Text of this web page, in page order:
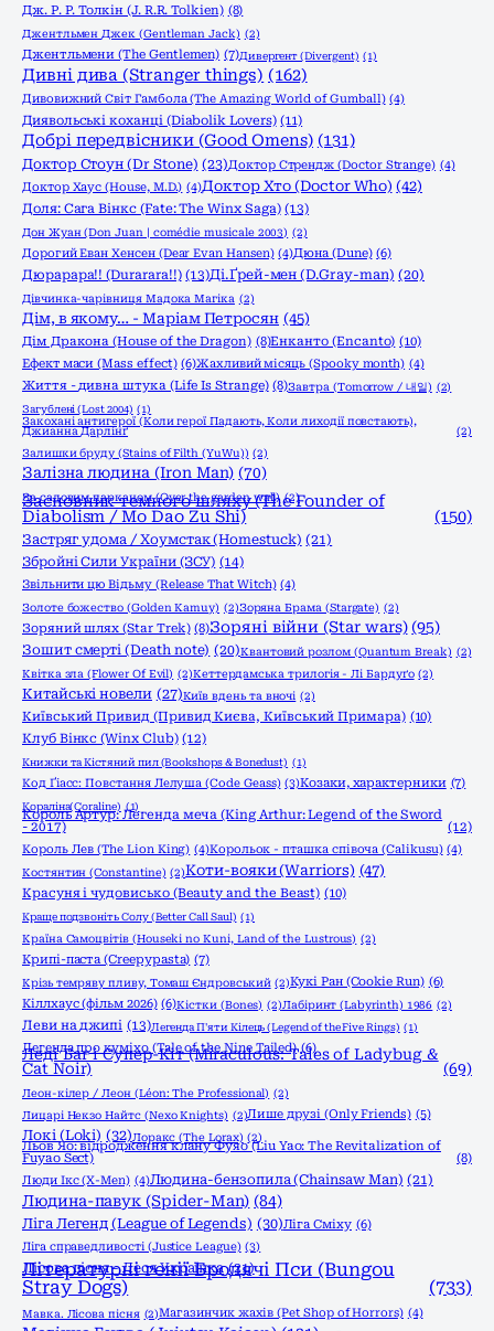
Дж. Р. Р. Толкін (J. R.R. Tolkien) (8)
Джентльмен Джек (Gentleman Jack) (2)
Джентльмени (The Gentlemen) (7)Дивергент (Divergent) (1)
Дивні дива (Stranger things) (162)
Дивовижний Світ Гамбола (The Amazing World of Gumball) (4)
Диявольські коханці (Diabolik Lovers) (11)
Добрі передвісники (Good Omens) (131)
Доктор Стоун (Dr Stone) (23)Доктор Стрендж (Doctor Strange) (4)
Доктор Хаус (House, M.D.) (4)Доктор Хто (Doctor Who) (42)
Доля: Сага Вінкс (Fate: The Winx Saga) (13)
Дон Жуан (Don Juan | comédie musicale 2003) (2)
Дорогий Еван Хенсен (Dear Evan Hansen) (4)Дюна (Dune) (6)
Дюрарара!! (Durarara!!) (13)Ді.Ґрей-мен (D.Gray-man) (20)
Дівчинка-чарівниця Мадока Магіка (2)
Дім, в якому… - Маріам Петросян (45)
Дім Дракона (House of the Dragon) (8)Енканто (Encanto) (10)
Ефект маси (Mass effect) (6)Жахливий місяць (Spooky month) (4)
Життя - дивна штука (Life Is Strange) (8)Завтра (Tomorrow / 내일) (2)
Загублені (Lost 2004) (1)
Закохані антигерої (Коли герої Падають, Коли лиходії повстають),
Джианна Дарлінґ
(2)
Залишки бруду (Stains of Filth (YuWu)) (2)
Залізна людина (Iron Man) (70)
За садовим парканом (Over the garden wall) (2)
Засновник темного шляху (The Founder of
Diabolism / Mo Dao Zu Shi) (150)
Застряг удома / Хоумстак (Homestuck) (21)
Збройні Сили України (ЗСУ) (14)
Звільнити цю Відьму (Release That Witch) (4)
Золоте божество (Golden Kamuy) (2)Зоряна Брама (Stargate) (2)
Зоряний шлях (Star Trek) (8)Зоряні війни (Star wars) (95)
Зошит смерті (Death note) (20)Квантовий розлом (Quantum Break) (2)
Квітка зла (Flower Of Evil) (2)Кеттердамська трилогія - Лі Бардуґо (2)
Китайські новели (27)Київ вдень та вночі (2)
Київський Привид (Привид Києва, Київський Примара) (10)
Клуб Вінкс (Winx Club) (12)
Книжки та Кістяний пил (Bookshops & Bonedust) (1)
Код Ґіасс: Повстання Лелуша (Code Geass) (3)Козаки, характерники (7)
Кораліна(Coraline) (1)
Король Артур: Легенда меча (King Arthur: Legend of the Sword
- 2017) (12)
Король Лев (The Lion King) (4)Корольок - пташка співоча (Calikusu) (4)
Костянтин (Constantine) (2)Коти-вояки (Warriors) (47)
Красуня і чудовисько (Beauty and the Beast) (10)
Краще подзвоніть Солу (Better Call Saul) (1)
Країна Самоцвітів (Houseki no Kuni, Land of the Lustrous) (2)
Крипі-паста (Creepypasta) (7)
Крізь темряву пливу, Томаш Єндровський (2)Кукі Ран (Cookie Run) (6)
Кіллхаус (фільм 2026) (6)Кістки (Bones) (2)Лабіринт (Labyrinth) 1986 (2)
Леви на джипі (13)Легенда П'яти Кілець (Legend of the Five Rings) (1)
Легенда про куміхо (Tale of the Nine Tailed) (6)
Леді Баг і Супер-Кіт (Miraculous: Tales of Ladybug &
Cat Noir)
(69)
Леон-кілер / Леон (Léon: The Professional) (2)
Лицарі Некзо Найтс (Nexo Knights) (2)Лише друзі (Only Friends) (5)
Локі (Loki) (32)Лоракс (The Lorax) (2)
Льов Яо: відродження клану Фуяо (Liu Yao: The Revitalization of
Fuyao Sect)
(8)
Люди Ікс (X-Men) (4)Людина-бензопила (Chainsaw Man) (21)
Людина-павук (Spider-Man) (84)
Ліга Легенд (League of Legends) (30)Ліга Сміху (6)
Ліга справедливості (Justice League) (3)
Лісова пісня - Леся Українка (21)
Літературні генії Бродячі Пси (Bungou
Stray Dogs)
(733)
Мавка. Лісова пісня (2)Магазинчик жахів (Pet Shop of Horrors) (4)